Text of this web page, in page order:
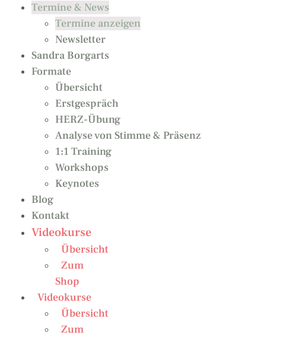
Termine & News
Termine anzeigen
Newsletter
Sandra Borgarts
Formate
Übersicht
Erstgespräch
HERZ-Übung
Analyse von Stimme & Präsenz
1:1 Training
Workshops
Keynotes
Blog
Kontakt
Videokurse
Übersicht
Zum
Shop
Videokurse
Übersicht
Zum